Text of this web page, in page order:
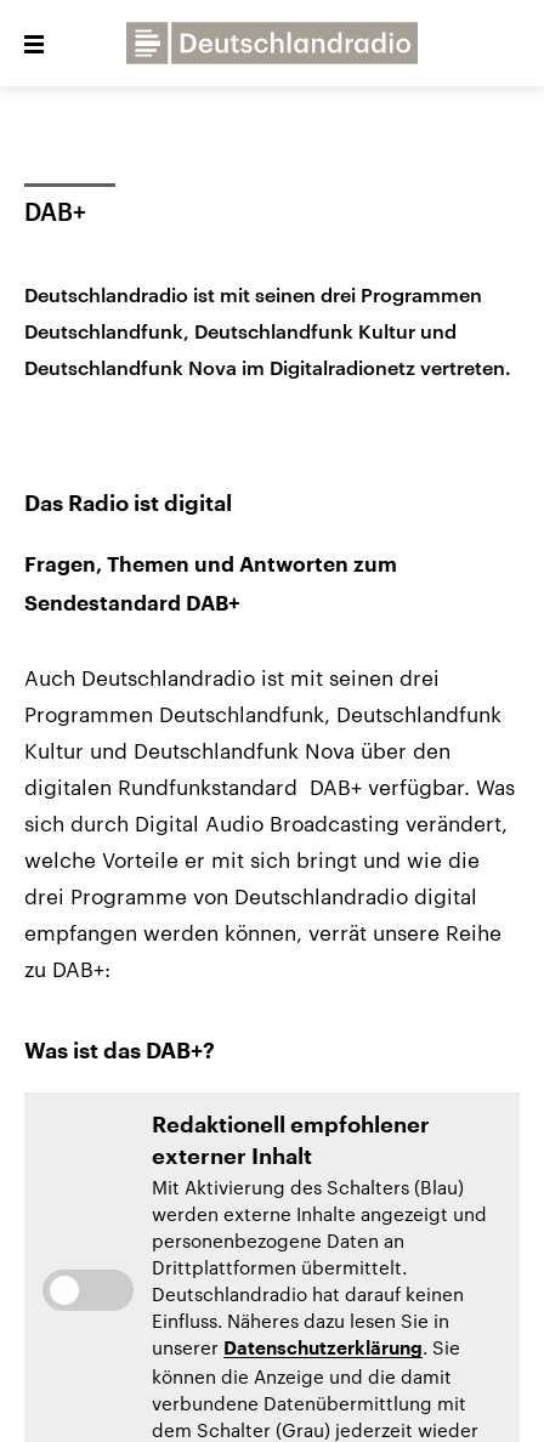
Close
Deutschlandfunk
Deutschlandfunk Kultur
Deutschlandfunk Nova
Dialog und Kontakt
DAB+
Deutschlandradio ist mit seinen drei Programmen
Deutschlandfunk, Deutschlandfunk Kultur und
Deutschlandfunk Nova im Digitalradionetz vertreten.
Das Radio ist digital
Fragen, Themen und Antworten zum
Sendestandard DAB+
Auch Deutschlandradio ist mit seinen drei
Programmen Deutschlandfunk, Deutschlandfunk
Kultur und Deutschlandfunk Nova über den
digitalen Rundfunkstandard DAB+ verfügbar. Was
sich durch Digital Audio Broadcasting verändert,
welche Vorteile er mit sich bringt und wie die
drei Programme von Deutschlandradio digital
empfangen werden können, verrät unsere Reihe
zu DAB+:
Was ist das DAB+?
Redaktionell empfohlener
externer Inhalt
Mit Aktivierung des Schalters (Blau)
werden externe Inhalte angezeigt und
personenbezogene Daten an
Drittplattformen übermittelt.
Deutschlandradio hat darauf keinen
Einfluss. Näheres dazu lesen Sie in
unserer Datenschutzerklärung
. Sie
können die Anzeige und die damit
verbundene Datenübermittlung mit
dem Schalter (Grau) jederzeit wieder